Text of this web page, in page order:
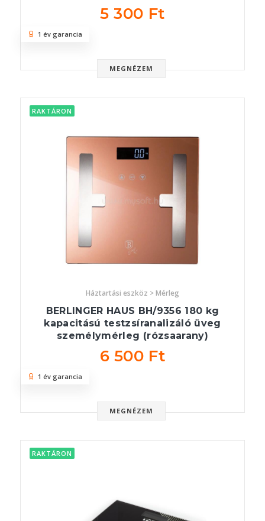
5 300 Ft
MEGNÉZEM
1 év garancia
RAKTÁRON
Háztartási eszköz > Mérleg
BERLINGER HAUS BH/9356 180 kg
kapacitású testzsíranalizáló üveg
személymérleg (rózsaarany)
6 500 Ft
MEGNÉZEM
1 év garancia
RAKTÁRON